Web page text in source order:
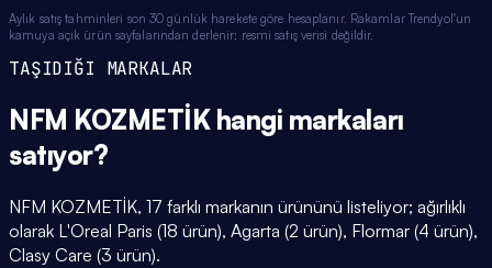
Aylık satış tahminleri son 30 günlük harekete göre hesaplanır. Rakamlar Trendyol'un
kamuya açık ürün sayfalarından derlenir; resmi satış verisi değildir.
TAŞIDIĞI MARKALAR
NFM KOZMETİKhangi markaları
satıyor?
NFM KOZMETİK, 17 farklı markanın ürününü listeliyor; ağırlıklı
olarak L'Oreal Paris (18 ürün), Agarta (2 ürün), Flormar (4 ürün),
Clasy Care (3 ürün).